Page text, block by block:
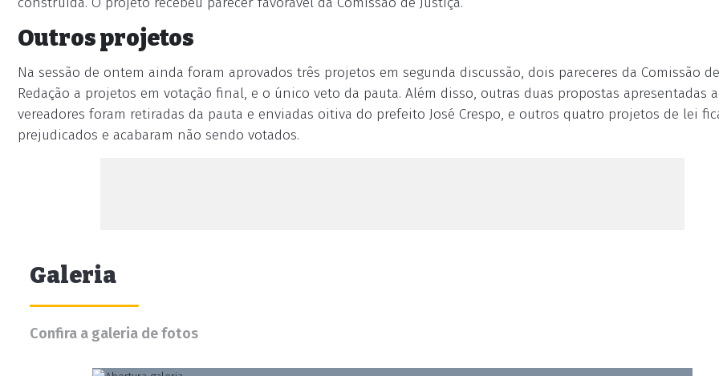
Outros projetos
Na sessão de ontem ainda foram aprovados três projetos em segunda discussão, dois pareceres da Comissão de
Redação a projetos em votação final, e o único veto da pauta. Além disso, outras duas propostas apresentadas
vereadores foram retiradas da pauta e enviadas oitiva do prefeito José Crespo, e outros quatro projetos de lei
prejudicados e acabaram não sendo votados.
Galeria
Confira a galeria de fotos